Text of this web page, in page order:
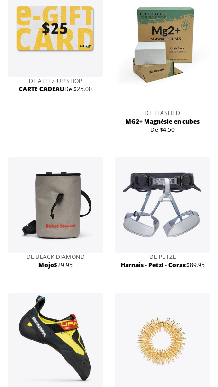
DE ALLEZ UP SHOP
CARTE CADEAUPrix
De $25.00
DE FLASHED
MG2+ Magnésie en cubes
Prix
De $4.50
DE BLACK DIAMOND
MojoPrix
$29.95
DE PETZL
Harnais - Petzl - CoraxPrix
$89.95